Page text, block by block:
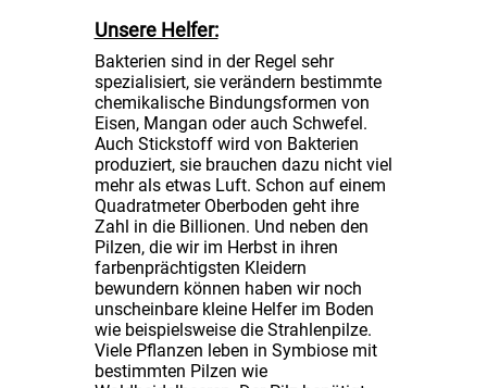
Unsere Helfer:
Bakterien sind in der Regel sehr
spezialisiert, sie verändern bestimmte
chemikalische Bindungsformen von
Eisen, Mangan oder auch Schwefel.
Auch Stickstoff wird von Bakterien
produziert, sie brauchen dazu nicht viel
mehr als etwas Luft. Schon auf einem
Quadratmeter Oberboden geht ihre
Zahl in die Billionen. Und neben den
Pilzen, die wir im Herbst in ihren
farbenprächtigsten Kleidern
bewundern können haben wir noch
unscheinbare kleine Helfer im Boden
wie beispielsweise die Strahlenpilze.
Viele Pflanzen leben in Symbiose mit
bestimmten Pilzen wie